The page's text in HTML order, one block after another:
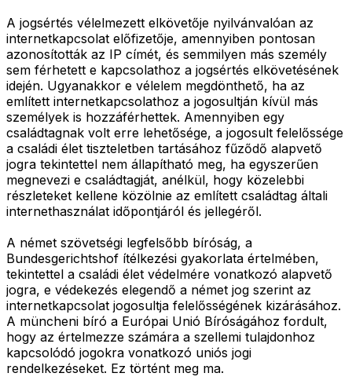
A jogsértés vélelmezett elkövetője nyilvánvalóan az
internetkapcsolat előfizetője, amennyiben pontosan
azonosították az IP címét, és semmilyen más személy
sem férhetett e kapcsolathoz a jogsértés elkövetésének
idején. Ugyanakkor e vélelem megdönthető, ha az
említett internetkapcsolathoz a jogosultján kívül más
személyek is hozzáférhettek. Amennyiben egy
családtagnak volt erre lehetősége, a jogosult felelőssége
a családi élet tiszteletben tartásához fűződő alapvető
jogra tekintettel nem állapítható meg, ha egyszerűen
megnevezi e családtagját, anélkül, hogy közelebbi
részleteket kellene közölnie az említett családtag általi
internethasználat időpontjáról és jellegéről.
A német szövetségi legfelsőbb bíróság, a
Bundesgerichtshof ítélkezési gyakorlata értelmében,
tekintettel a családi élet védelmére vonatkozó alapvető
jogra, e védekezés elegendő a német jog szerint az
internetkapcsolat jogosultja felelősségének kizárásához.
A müncheni bíró a Európai Unió Bíróságához fordult,
hogy az értelmezze számára a szellemi tulajdonhoz
kapcsolódó jogokra vonatkozó uniós jogi
rendelkezéseket. Ez történt meg ma.